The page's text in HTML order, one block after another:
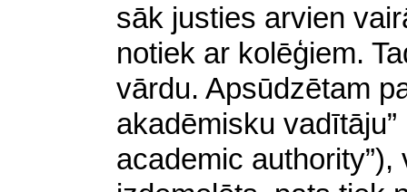
sāk justies arvien
notiek ar kolēģiem.
vārdu. Apsūdzētam
akadēmisku vadītāju”
academic authority”),